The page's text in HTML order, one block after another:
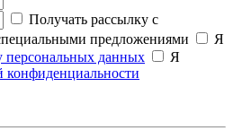
Получать рассылку с
предложениями
Я
персональных данных
Я
конфиденциальности